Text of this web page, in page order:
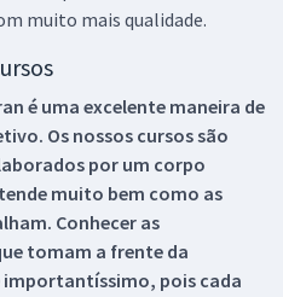
muito mais qualidade.
é uma excelente maneira de
Os nossos cursos são
por um corpo
muito bem como as
Conhecer as
tomam a frente da
importantíssimo, pois cada